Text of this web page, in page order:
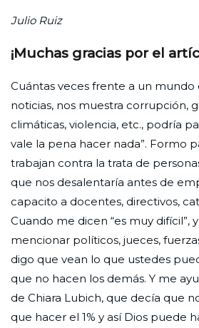
Julio Ruiz
¡Muchas gracias por el
Cuántas veces frente a un mundo
noticias, nos muestra corrupción,
climáticas, violencia, etc., podría
vale la pena hacer nada”. Formo
trabajan contra la trata de
que nos desalentaría antes de
capacito a docentes, directivos,
Cuando me dicen “es muy difícil”,
mencionar políticos, jueces,
digo que vean lo que ustedes
que no hacen los demás. Y me
de Chiara Lubich, que decía que
que hacer el 1% y así Dios puede